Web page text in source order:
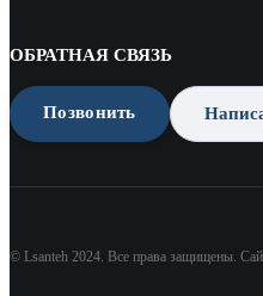
ОБРАТНАЯ СВЯЗЬ
Позвонить
© Lsanteh 2024. Все права защищены.